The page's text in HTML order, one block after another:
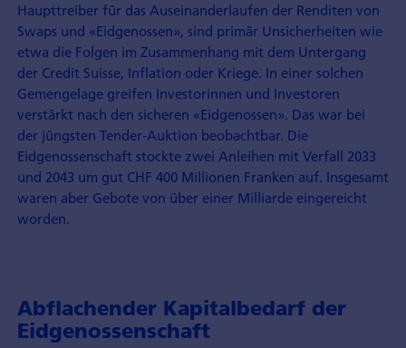
Haupttreiber für das Auseinanderlaufen der Renditen von
Swaps und «Eidgenossen», sind primär Unsicherheiten wie
etwa die Folgen im Zusammenhang mit dem Unter­gang
der Credit Suisse, Inflation oder Kriege. In einer solchen
Gemengelage greifen Investorinnen und Investoren
verstärkt nach den sicheren «Eidgenossen». Das war bei
der jüngsten Tender-Auktion beobachtbar. Die
Eidgenossen­schaft stockte zwei Anleihen mit Verfall 2033
und 2043 um gut CHF 400 Millionen Franken auf. Insgesamt
waren aber Gebote von über einer Milliarde eingereicht
worden.
Abflachender Kapitalbedarf der
Eidgenossenschaft